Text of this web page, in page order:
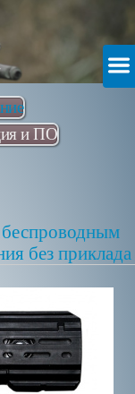
и ПО
без приклада